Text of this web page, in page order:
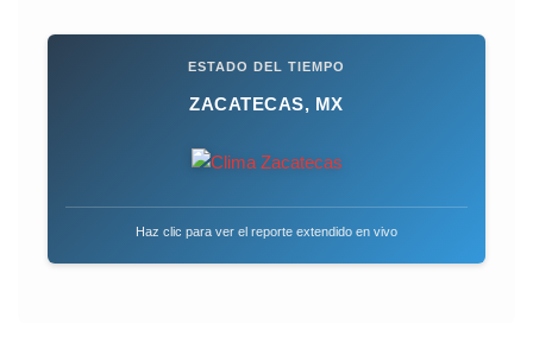
ESTADO DEL TIEMPO
ZACATECAS, MX
Haz clic para ver el reporte extendido en vivo